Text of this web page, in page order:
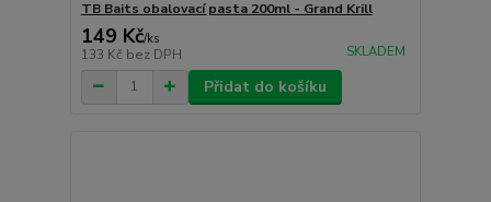
TB Baits obalovací pasta 200ml - Grand Krill
149 Kč/ks
133 Kč bez DPH SKLADEM
Přidat do košíku